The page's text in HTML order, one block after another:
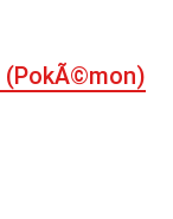
(PokÃ©mon)